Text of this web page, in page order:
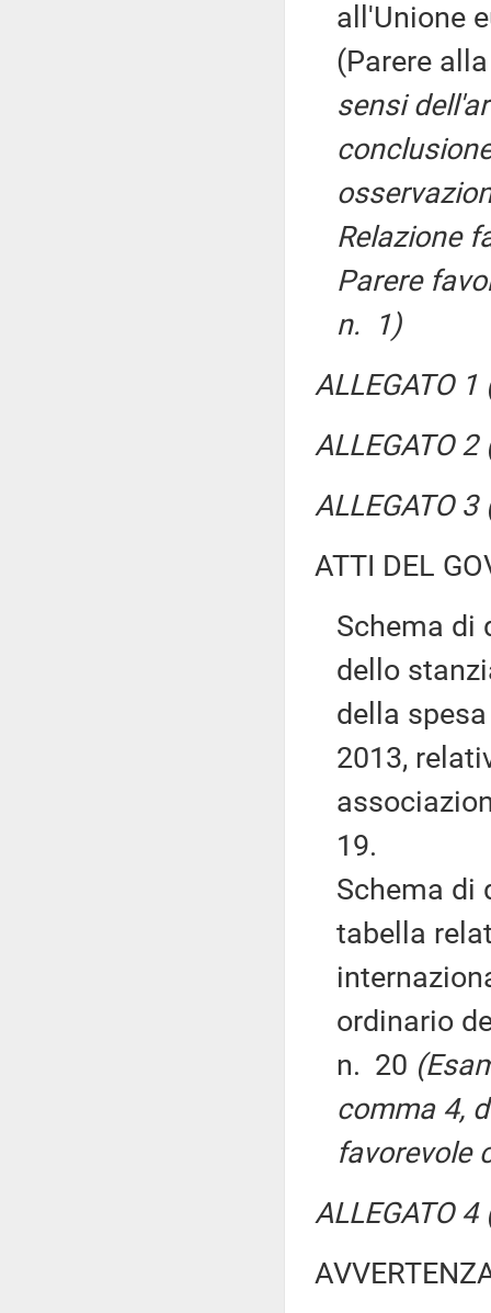
all'Unione
(Parere
sensi
Relazione
Parere
n. 1)
ALLEGATO
ALLEGATO
ALLEGATO
ATTI DEL
Schema di
dello
della
2013,
19.
Schema di
tabella
ordinario
n. 20
comma 4,
favorevole
ALLEGATO